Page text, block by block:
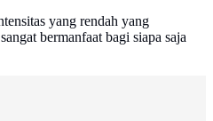
yang rendah yang
bermanfaat bagi siapa saja